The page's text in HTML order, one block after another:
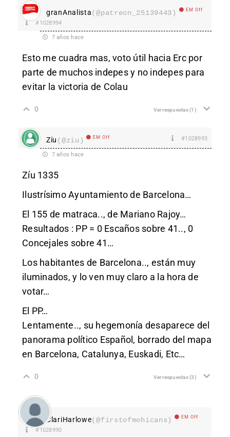
granAnalista(@patreon_25139443) EM Off
#1028994
7 años hace
Esto me cuadra mas, voto útil hacia Erc por
parte de muchos indepes y no indepes para
evitar la victoria de Colau
0 Ver respuestas(1)
Zíu (@ziu) EM Off #1028993
7 años hace
Zíu 1335
Ilustrísimo Ayuntamiento de Barcelona…
El 155 de matraca.., de Mariano Rajoy…
Resultados : PP = 0 Escaños sobre 41.., 0
Concejales sobre 41…
Los habitantes de Barcelona.., están muy
iluminados, y lo ven muy claro a la hora de
votar…
El PP…
Lentamente.., su hegemonía desaparece del
panorama político Español, borrado del mapa
en Barcelona, Catalunya, Euskadi, Etc…
0 Ver respuestas(3)
ClariHarlowe(@firstofmohicans) EM Off
#1028990